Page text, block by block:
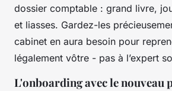
dossier comptable : grand livre,
et liasses. Gardez-les
cabinet en aura besoin pour
légalement vôtre - pas à l’expert
L'onboarding avec le nouveau